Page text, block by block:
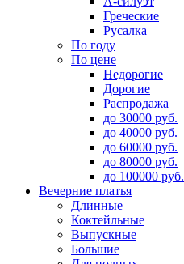
Греческие
Русалка
По году
По цене
Недорогие
Дорогие
Распродажа
до 30000 руб.
до 40000 руб.
до 60000 руб.
до 80000 руб.
до 100000 руб.
Вечерние платья
Длинные
Коктейльные
Выпускные
Большие